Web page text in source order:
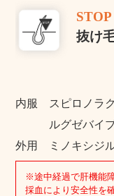
STOP
抜け
内服 スピロノラ
ルグゼバイ
外用 ミノキシジ
※途中経過で肝機能
採血により安全性を